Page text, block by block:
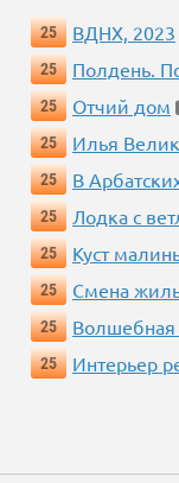
25 ВДНХ, 2023
25
Полдень.
25
Отчий дом
25
Илья
25
В
25
Лодка с
25
Куст
25
Смена
25
Волшебная
25
Интерьер